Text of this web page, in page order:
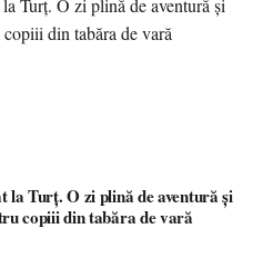
Turț. O zi plină de aventură și
copiii din tabăra de vară